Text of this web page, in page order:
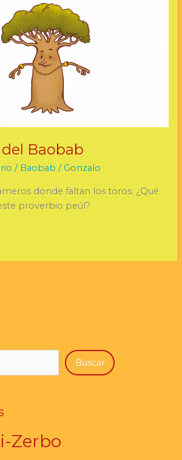
Baobab
/ Baobab / Gonzalo
donde faltan los toros. ¿Qué
proverbio peúl?
Buscar
Zerbo